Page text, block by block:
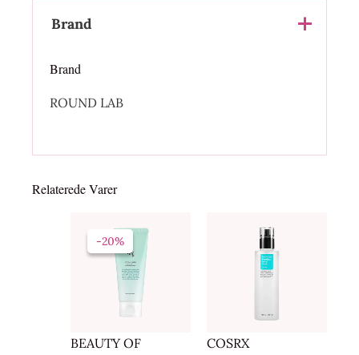
Brand
Brand
ROUND LAB
Relaterede Varer
-20%
BEAUTY OF
-20%
oprindelige
pris
var:
139,00kr..
COSRX